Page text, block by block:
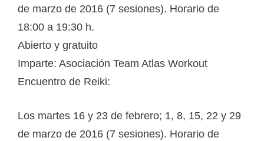
de marzo de 2016 (7 sesiones). Horario de
18:00 a 19:30 h.
Abierto y gratuito
Imparte: Asociación Team Atlas Workout
Encuentro de Reiki:
Los martes 16 y 23 de febrero; 1, 8, 15, 22 y 29
de marzo de 2016 (7 sesiones). Horario de